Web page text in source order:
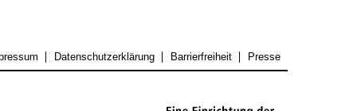
Datenschutzerklärung Barrierfreiheit Presse